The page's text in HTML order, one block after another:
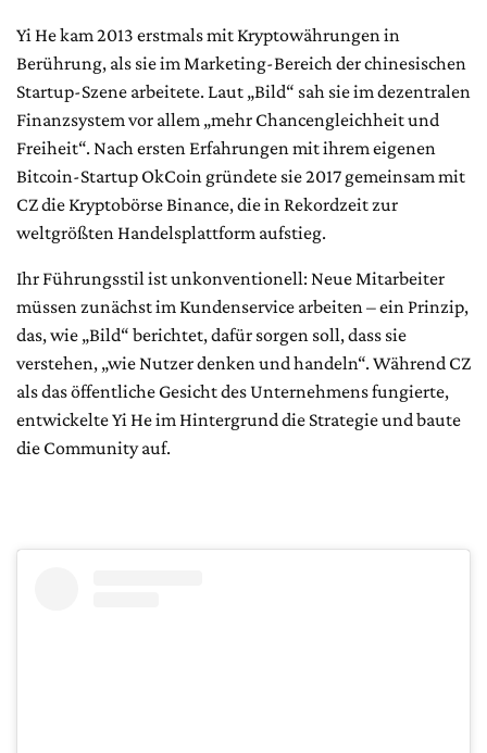
Yi He kam 2013 erstmals mit Kryptowährungen in
Berührung, als sie im Marketing-Bereich der chinesischen
Startup-Szene arbeitete. Laut „Bild“ sah sie im dezentralen
Finanzsystem vor allem „mehr Chancengleichheit und
Freiheit“. Nach ersten Erfahrungen mit ihrem eigenen
Bitcoin-Startup OkCoin gründete sie 2017 gemeinsam mit
CZ die Kryptobörse Binance, die in Rekordzeit zur
weltgrößten Handelsplattform aufstieg.
Ihr Führungsstil ist unkonventionell: Neue Mitarbeiter
müssen zunächst im Kundenservice arbeiten – ein Prinzip,
das, wie „Bild“ berichtet, dafür sorgen soll, dass sie
verstehen, „wie Nutzer denken und handeln“. Während CZ
als das öffentliche Gesicht des Unternehmens fungierte,
entwickelte Yi He im Hintergrund die Strategie und baute
die Community auf.